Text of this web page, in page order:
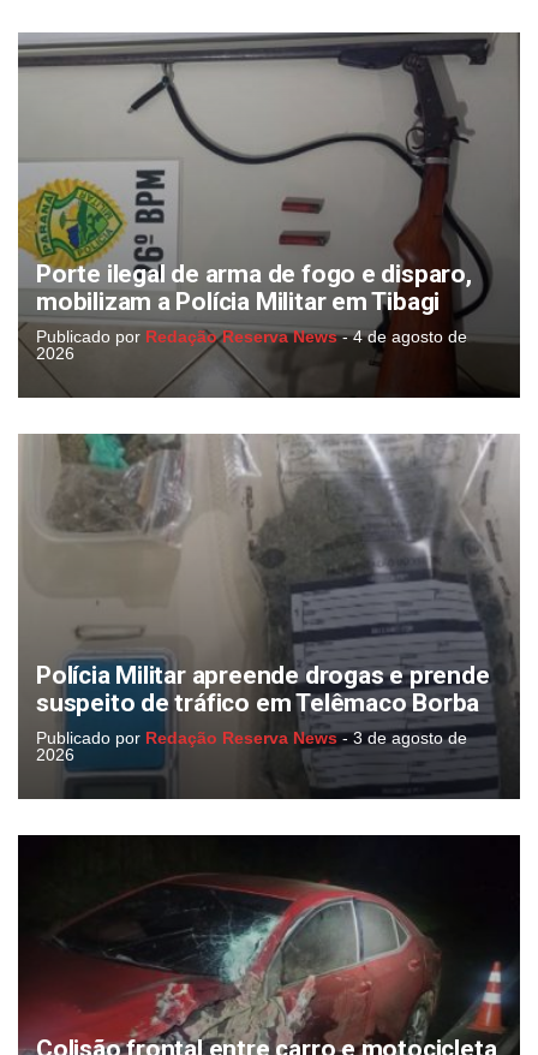
Porte ilegal de arma de fogo e disparo,
mobilizam a Polícia Militar em Tibagi
Publicado por Redação Reserva News - 4 de agosto de
2026
Polícia Militar apreende drogas e prende
suspeito de tráfico em Telêmaco Borba
Publicado por Redação Reserva News - 3 de agosto de
2026